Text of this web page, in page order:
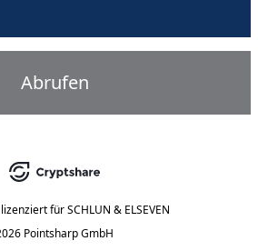
Abrufen
lizenziert fürSCHLUN & ELSEVEN
Pointsharp GmbH